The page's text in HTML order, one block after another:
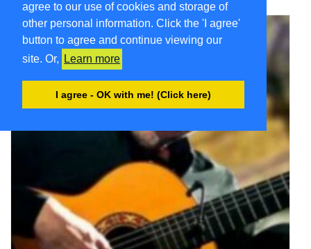
agree to our use of cookies and storage of
other personal information. Click the 'I agree'
button to agree and continue viewing our
site. Or,
Learn more
I agree - OK with me! (Click here)